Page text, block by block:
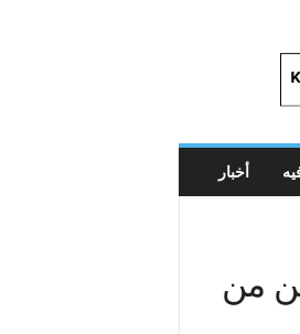
أخبار
من